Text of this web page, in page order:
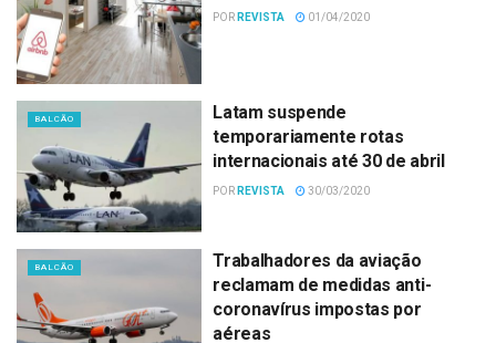
POR REVISTA 01/04/2020
BALCÃO
Latam suspende
temporariamente rotas
internacionais até 30 de abril
POR REVISTA 30/03/2020
BALCÃO
Trabalhadores da aviação
reclamam de medidas anti-
coronavírus impostas por
aéreas